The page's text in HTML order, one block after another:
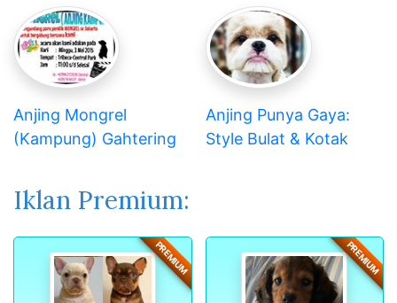
Anjing Mongrel
(Kampung) Gahtering
Anjing Punya Gaya:
Style Bulat & Kotak
Iklan Premium:
PREMIUM PREMIUM